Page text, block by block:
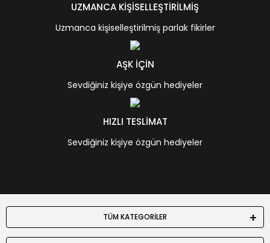
UZMANCA KİŞİSELLEŞTİRİLMİŞ
Uzmanca kişiselleştirilmiş parlak fikirler
AŞK İÇİN
Sevdiğiniz kişiye özgün hediyeler
HIZLI TESLİMAT
Sevdiğiniz kişiye özgün hediyeler
TÜM KATEGORİLER